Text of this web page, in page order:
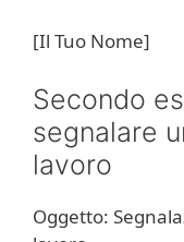
[Il Tuo Nome]
Secondo
segnalare
lavoro
Oggetto: